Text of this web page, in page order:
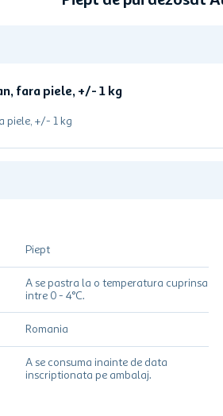
fara piele, +/- 1 kg
piele, +/- 1 kg
Piept
A se pastra la o temperatura cuprinsa
intre 0 - 4°C.
Romania
A se consuma inainte de data
inscriptionata pe ambalaj.